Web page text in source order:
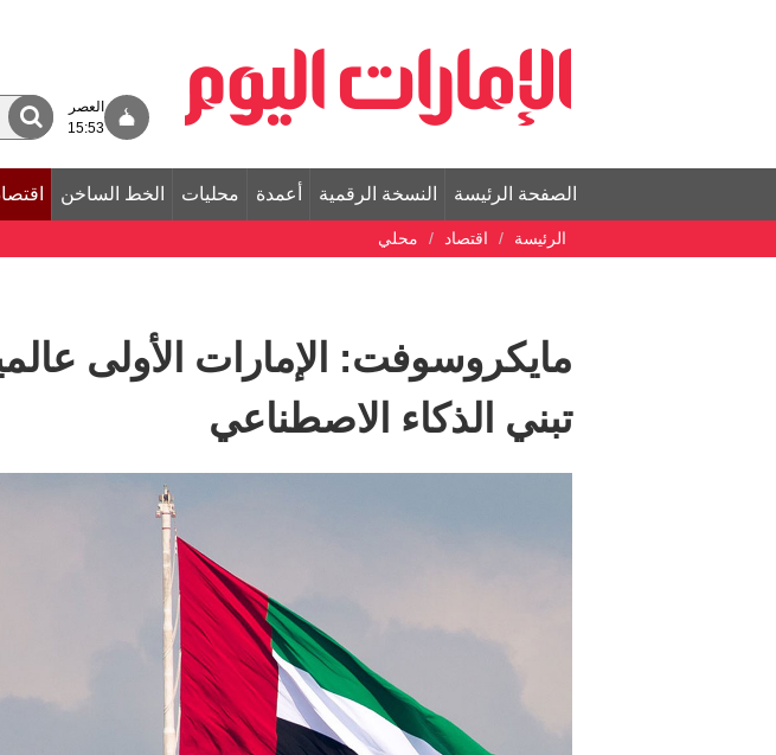
العصر
15:53
الصفحة الرئيسة النسخة الرقمية أعمدة محليات الخط الساخن
الرئيسة اقتصاد محلي
مايكروسوفت: الإمارات الأولى
تبني الذكاء الاصطناعي